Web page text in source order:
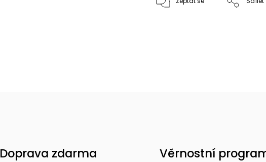
Doprava zdarma Věrnostní